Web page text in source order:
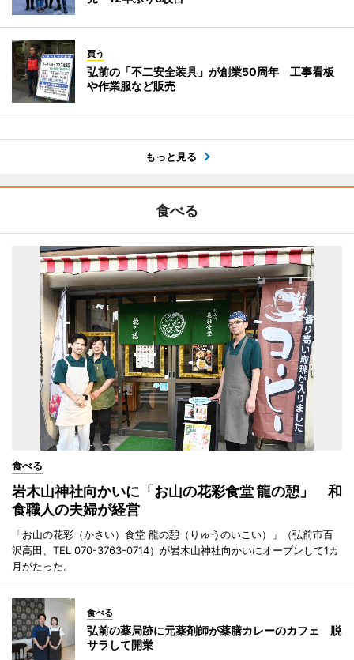
買う
弘前の「不二安全装具」が創業50周年 工事看板
や作業服など販売
もっと見る
食べる
食べる
岩木山神社向かいに「お山の花彩食堂 龍の憩」 和
食職人の夫婦が経営
「お山の花彩（かさい）食堂 龍の憩（りゅうのいこい）」（弘前市百
沢高田、TEL 070-3763-0714）が岩木山神社向かいにオープンして1カ
月がたった。
食べる
弘前の薬局跡に元薬剤師が薬膳カレーのカフェ 脱
サラして開業